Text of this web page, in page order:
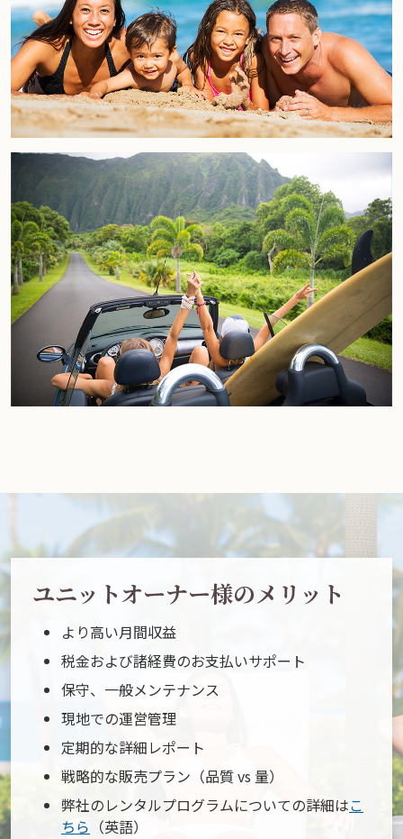
ユニットオーナー様のメリット
より高い月間収益
税金および諸経費のお支払いサポート
保守、一般メンテナンス
現地での運営管理
定期的な詳細レポート
戦略的な販売プラン（品質 vs 量）
弊社のレンタルプログラムについての詳細はこ
ちら （英語）